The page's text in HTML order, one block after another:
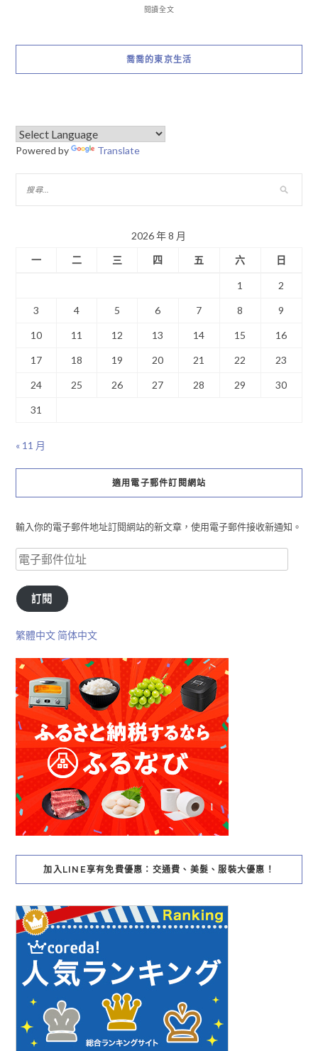
閱讀全文
喬喬的東京生活
Powered by Translate
2026 年 8 月
一
二 三 四 五 六 日
1 2
3 4 5 6 7 8 9
10 11 12 13 14 15 16
17 18 19 20 21 22 23
24 25 26 27 28 29 30
31
« 11 月
適用電子郵件訂閱網站
輸入你的電子郵件地址訂閱網站的新文章，使用電子郵件接收新通知。
訂閱
繁體中文 简体中文
加入LINE享有免費優惠：交通費、美髮、服裝大優惠！